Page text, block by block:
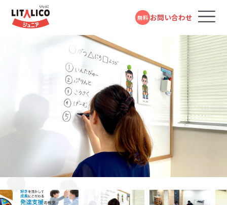
無料 お問い合わせ
コースのご案内
LITALICOジュニアとは
教室を探す
成長事例
入会までの流れ
各教室のコースについて
パーソナルコース
発達障害や学習障害があるお子さまや発達が気に
なるお子さまを支援する学習塾・幼児教室です。受給
者証の有無に関係なく、すぐにご利用いただけます。
対象年齢：0歳～高校3年
スタンダードコース
児童福祉法に基づき運営している福祉サービスで
ス（小学1年～高校3年）に分かれており、受給者証を
スタンダードコース 無料体験受付中
LITALICOジュニア
わらび教室
JR「蕨駅」西口より徒歩2分
鳩ヶ谷教室
フォームで
問い合わせる
電話で問い合わせる
0120-974-763
平日10:00～17:00／祝日除く